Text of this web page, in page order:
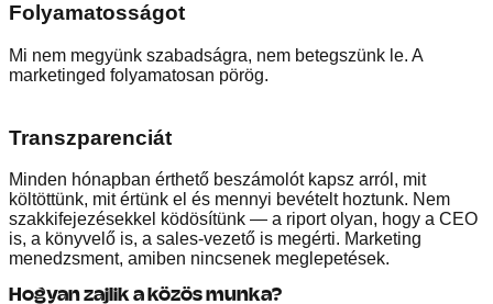
Folyamatosságot
Mi nem megyünk szabadságra, nem betegszünk le. A
marketinged folyamatosan pörög.
Transzparenciát
Minden hónapban érthető beszámolót kapsz arról, mit
költöttünk, mit értünk el és mennyi bevételt hoztunk. Nem
szakkifejezésekkel ködösítünk — a riport olyan, hogy a CEO
is, a könyvelő is, a sales-vezető is megérti. Marketing
menedzsment, amiben nincsenek meglepetések.
Hogyan zajlik a közös munka?